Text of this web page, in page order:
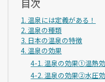
目次
1. 温泉には定義がある！
2. 温泉の種類
3. 日本の温泉の特徴
4. 温泉の効果
4-1. 温泉の効果①温熱
4-2. 温泉の効果②水圧